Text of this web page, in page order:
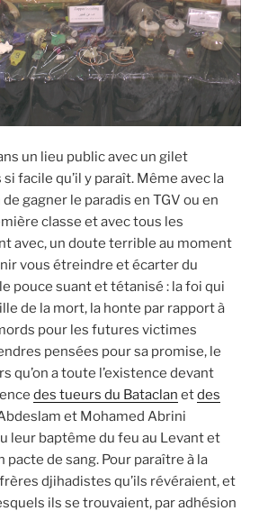
un lieu public avec un gilet
facile qu’il y paraît. Même avec la
gagner le paradis en TGV ou en
classe et avec tous les
avec, un doute terrible au moment
vous étreindre et écarter du
pouce suant et tétanisé : la foi qui
de la mort, la honte par rapport à
pour les futures victimes
pensées pour sa promise, le
qu’on a toute l’existence devant
des tueurs du Bataclan etdes
et Mohamed Abrini
leur baptême du feu au Levant et
pacte de sang. Pour paraître à la
djihadistes qu’ils révéraient, et
ils se trouvaient, par adhésion